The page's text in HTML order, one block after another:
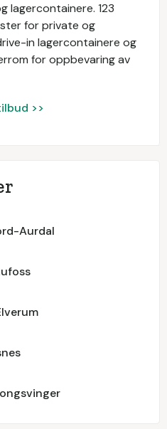
lagercontainere. 123
for private og
in lagercontainere og
for oppbevaring av
>>
Aurdal